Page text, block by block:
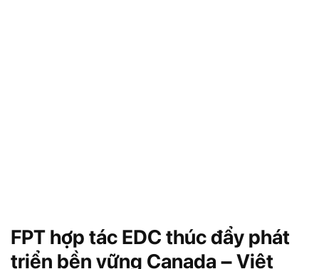
FPT hợp tác EDC thúc đẩy phát
triển bền vững Canada – Việt